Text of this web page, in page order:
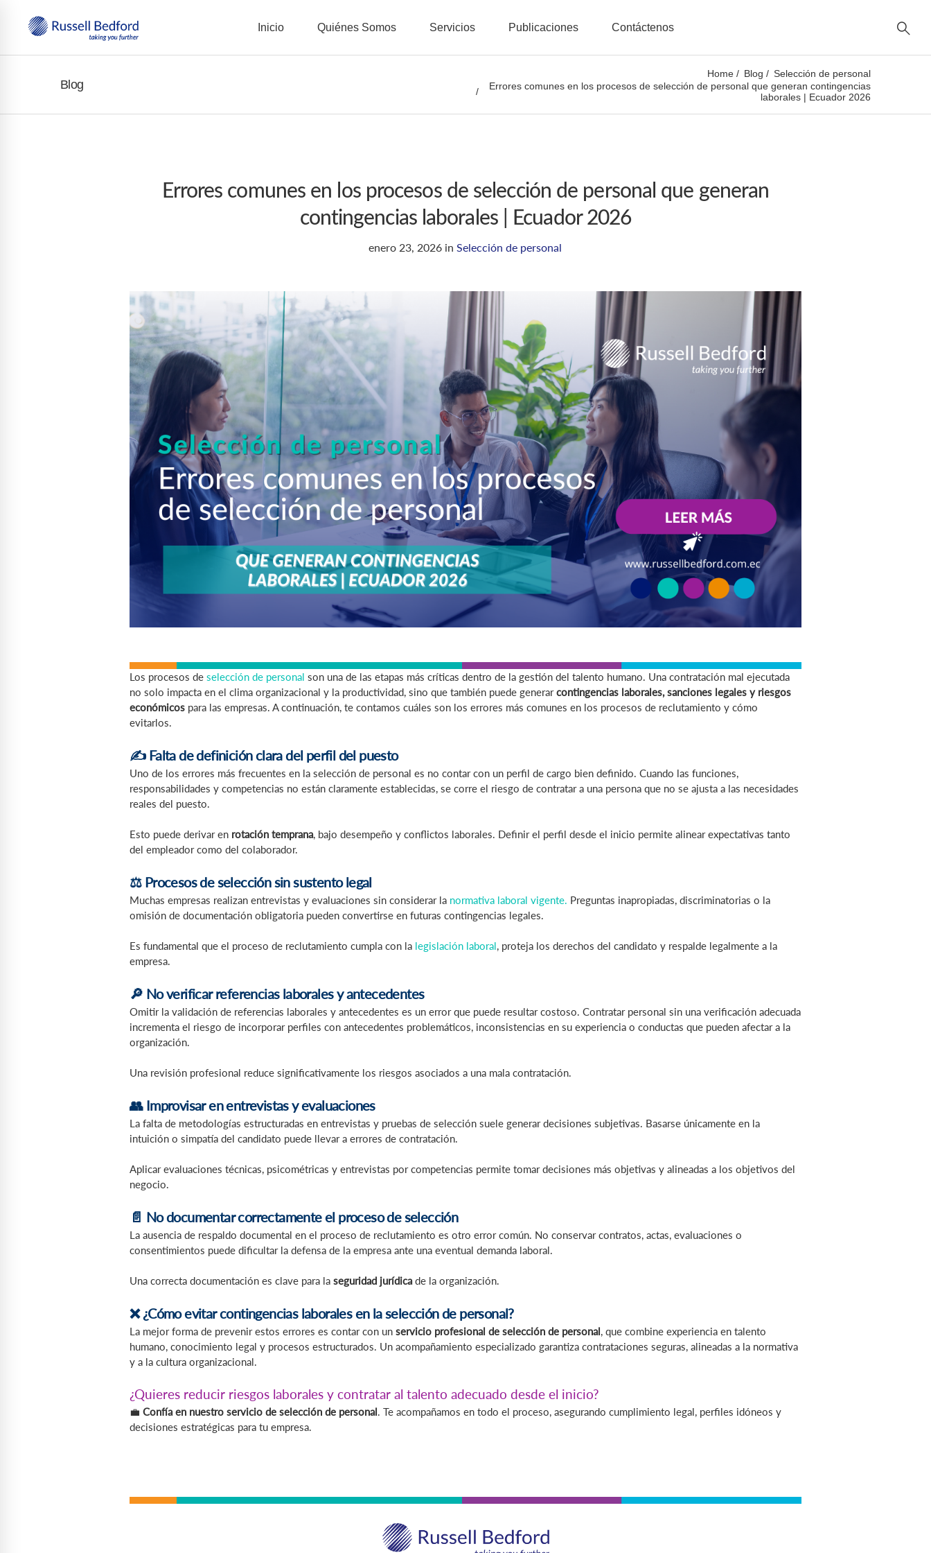
Inicio Quiénes Somos Servicios Publicaciones Contáctenos
Blog
Home Blog
Selección de personal
Errores comunes en los procesos de selección de personal que generan contingencias
laborales | Ecuador 2026
Errores comunes en los procesos de selección de personal que generan
contingencias laborales | Ecuador 2026
enero 23, 2026 inSelección de personal
Los procesos de selección de personal son una de las etapas más críticas dentro de la gestión del talento humano. Una contratación mal ejecutada
no solo impacta en el clima organizacional y la productividad, sino que también puede generarcontingencias laborales, sanciones legales y riesgos
económicos para las empresas. A continuación, te contamos cuáles son los errores más comunes en los procesos de reclutamiento y cómo
evitarlos.
✍️ Falta de definición clara del perfil del puesto
Uno de los errores más frecuentes en la selección de personal es no contar con un perfil de cargo bien definido. Cuando las funciones,
responsabilidades y competencias no están claramente establecidas, se corre el riesgo de contratar a una persona que no se ajusta a las necesidades
reales del puesto.
Esto puede derivar en rotación temprana, bajo desempeño y conflictos laborales. Definir el perfil desde el inicio permite alinear expectativas tanto
del empleador como del colaborador.
⚖️ Procesos de selección sin sustento legal
Muchas empresas realizan entrevistas y evaluaciones sin considerar la normativa laboral vigente. Preguntas inapropiadas, discriminatorias o la
omisión de documentación obligatoria pueden convertirse en futuras contingencias legales.
Es fundamental que el proceso de reclutamiento cumpla con la legislación laboral, proteja los derechos del candidato y respalde legalmente a la
empresa.
🔎 No verificar referencias laborales y antecedentes
Omitir la validación de referencias laborales y antecedentes es un error que puede resultar costoso. Contratar personal sin una verificación adecuada
incrementa el riesgo de incorporar perfiles con antecedentes problemáticos, inconsistencias en su experiencia o conductas que pueden afectar a la
organización.
Una revisión profesional reduce significativamente los riesgos asociados a una mala contratación.
👥 Improvisar en entrevistas y evaluaciones
La falta de metodologías estructuradas en entrevistas y pruebas de selección suele generar decisiones subjetivas. Basarse únicamente en la
intuición o simpatía del candidato puede llevar a errores de contratación.
Aplicar evaluaciones técnicas, psicométricas y entrevistas por competencias permite tomar decisiones más objetivas y alineadas a los objetivos del
negocio.
📄 No documentar correctamente el proceso de selección
La ausencia de respaldo documental en el proceso de reclutamiento es otro error común. No conservar contratos, actas, evaluaciones o
consentimientos puede dificultar la defensa de la empresa ante una eventual demanda laboral.
Una correcta documentación es clave para la seguridad jurídica de la organización.
❌ ¿Cómo evitar contingencias laborales en la selección de personal?
La mejor forma de prevenir estos errores es contar con un servicio profesional de selección de personal , que combine experiencia en talento
humano, conocimiento legal y procesos estructurados. Un acompañamiento especializado garantiza contrataciones seguras, alineadas a la normativa
y a la cultura organizacional.
¿Quieres reducir riesgos laborales y contratar al talento adecuado desde el inicio?
💼 Confía en nuestro servicio de selección de personal. Te acompañamos en todo el proceso, asegurando cumplimiento legal, perfiles idóneos y
decisiones estratégicas para tu empresa.